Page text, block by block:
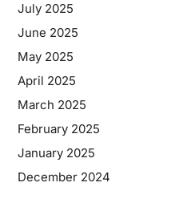
July 2025
June 2025
May 2025
April 2025
March 2025
February 2025
January 2025
December 2024